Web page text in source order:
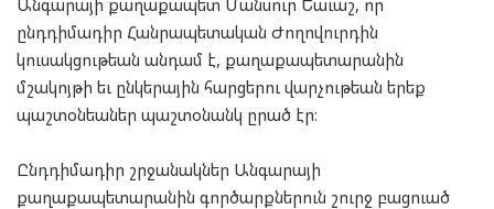
ընդդիմադիր Հանրապետական Ժողովուրդին
կուսակցութեան անդամ է, քաղաքապետարանին
մշակոյթի եւ ընկերային հարցերու վարչութեան երեք
պաշտօնեաներ պաշտօնանկ ըրած էր։
Ընդդիմադիր շրջանակներ Անգարայի
քաղաքապետարանին գործարքներուն շուրջ բացուած